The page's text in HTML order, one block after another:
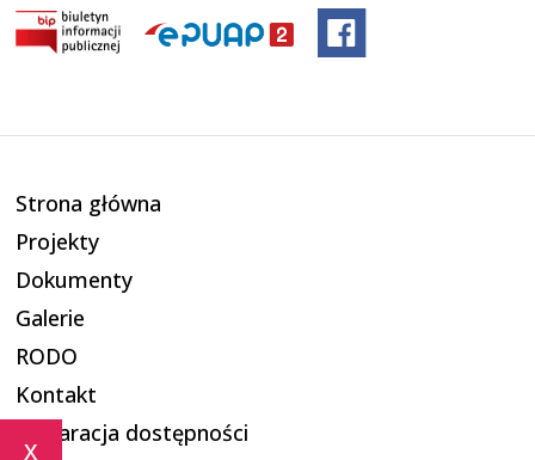
x
Strona główna
Projekty
Dokumenty
Galerie
RODO
Kontakt
Deklaracja dostępności